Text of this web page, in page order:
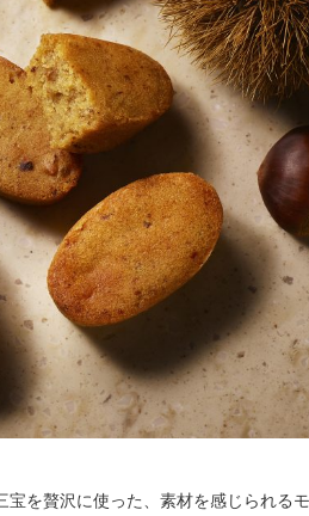
宝を贅沢に使った、素材を感じられる